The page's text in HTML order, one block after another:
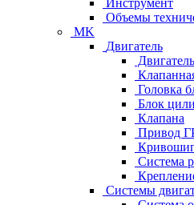
Инструмент
Объемы
MK
Двигатель
Головка
Блок
Клапана
Привод
Система
Системы